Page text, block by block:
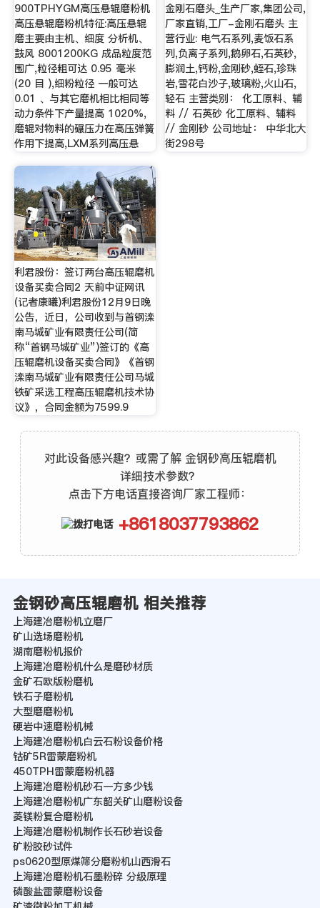
900TPHYGM高压悬辊磨粉机
高压悬辊磨粉机特征:高压悬辊
磨主要由主机、细度 分析机、
鼓风 8001200KG 成品粒度范
围广,粒径粗可达 0.95 毫米
(20 目 ),细粉粒径 一般可达
0.01 、与其它磨机相比相同等
动力条件下产量提高 1020%,
磨辊对物料的碾压力在高压弹簧
作用下提高,LXM系列高压悬
金刚石磨头_生产厂家,集团公司,
厂家直销,工厂-金刚石磨头 主
营行业: 电气石系列,麦饭石系
列,负离子系列,鹅卵石,石英砂,
膨润土,钙粉,金刚砂,蛭石,珍珠
岩,雪花白沙子,玻璃粉,火山石,
轻石 主营类别： 化工原料、辅
料 // 石英砂 化工原料、辅料
// 金刚砂 公司地址： 中华北大
街298号
利君股份：签订两台高压辊磨机
设备买卖合同2 天前中证网讯
(记者康曦)利君股份12月9日晚
公告，近日，公司收到与首钢滦
南马城矿业有限责任公司(简
称“首钢马城矿业”)签订的《高
压辊磨机设备买卖合同》《首钢
滦南马城矿业有限责任公司马城
铁矿采选工程高压辊磨机技术协
议》，合同金额为7599.9
对此设备感兴趣？或需了解 金钢砂高压辊磨机
详细技术参数？
点击下方电话直接咨询厂家工程师：
+8618037793862
金钢砂高压辊磨机 相关推荐
上海建冶磨粉机立磨厂
矿山选场磨粉机
湖南磨粉机报价
上海建冶磨粉机什么是磨砂材质
金矿石欧版粉磨机
铁石子磨粉机
大型磨磨粉机
硬岩中速磨粉机械
上海建冶磨粉机白云石粉设备价格
钴矿5R雷蒙磨粉机
450TPH雷蒙磨粉机器
上海建冶磨粉机砂石一方多少钱
上海建冶磨粉机广东韶关矿山磨粉设备
菱镁粉复合磨粉机
上海建冶磨粉机制作长石砂岩设备
矿粉胶砂试件
ps0620型原煤筛分磨粉机山西滑石
上海建冶磨粉机石墨粉碎 分级原理
磷酸盐雷蒙磨粉设备